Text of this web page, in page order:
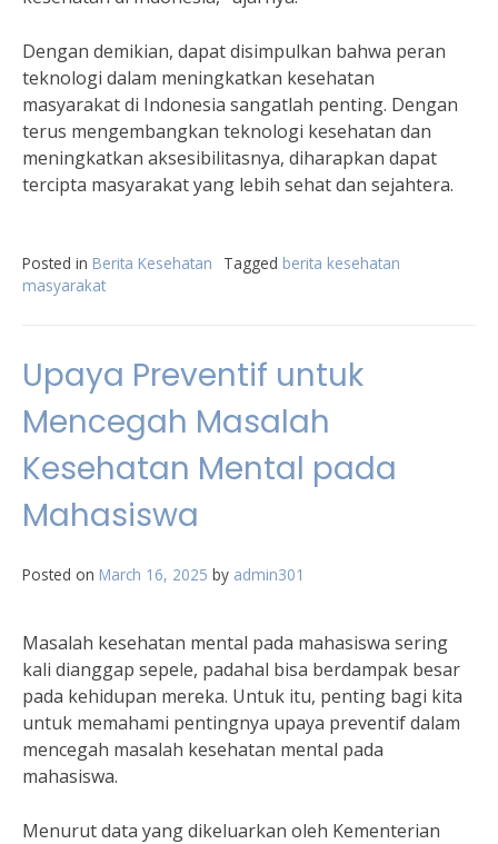
Dengan demikian, dapat disimpulkan bahwa peran
teknologi dalam meningkatkan kesehatan
masyarakat di Indonesia sangatlah penting. Dengan
terus mengembangkan teknologi kesehatan dan
meningkatkan aksesibilitasnya, diharapkan dapat
tercipta masyarakat yang lebih sehat dan sejahtera.
Posted in Berita Kesehatan Tagged berita kesehatan
masyarakat
Upaya Preventif untuk
Mencegah Masalah
Kesehatan Mental pada
Mahasiswa
Posted on March 16, 2025 by admin301
Masalah kesehatan mental pada mahasiswa sering
kali dianggap sepele, padahal bisa berdampak besar
pada kehidupan mereka. Untuk itu, penting bagi kita
untuk memahami pentingnya upaya preventif dalam
mencegah masalah kesehatan mental pada
mahasiswa.
Menurut data yang dikeluarkan oleh Kementerian